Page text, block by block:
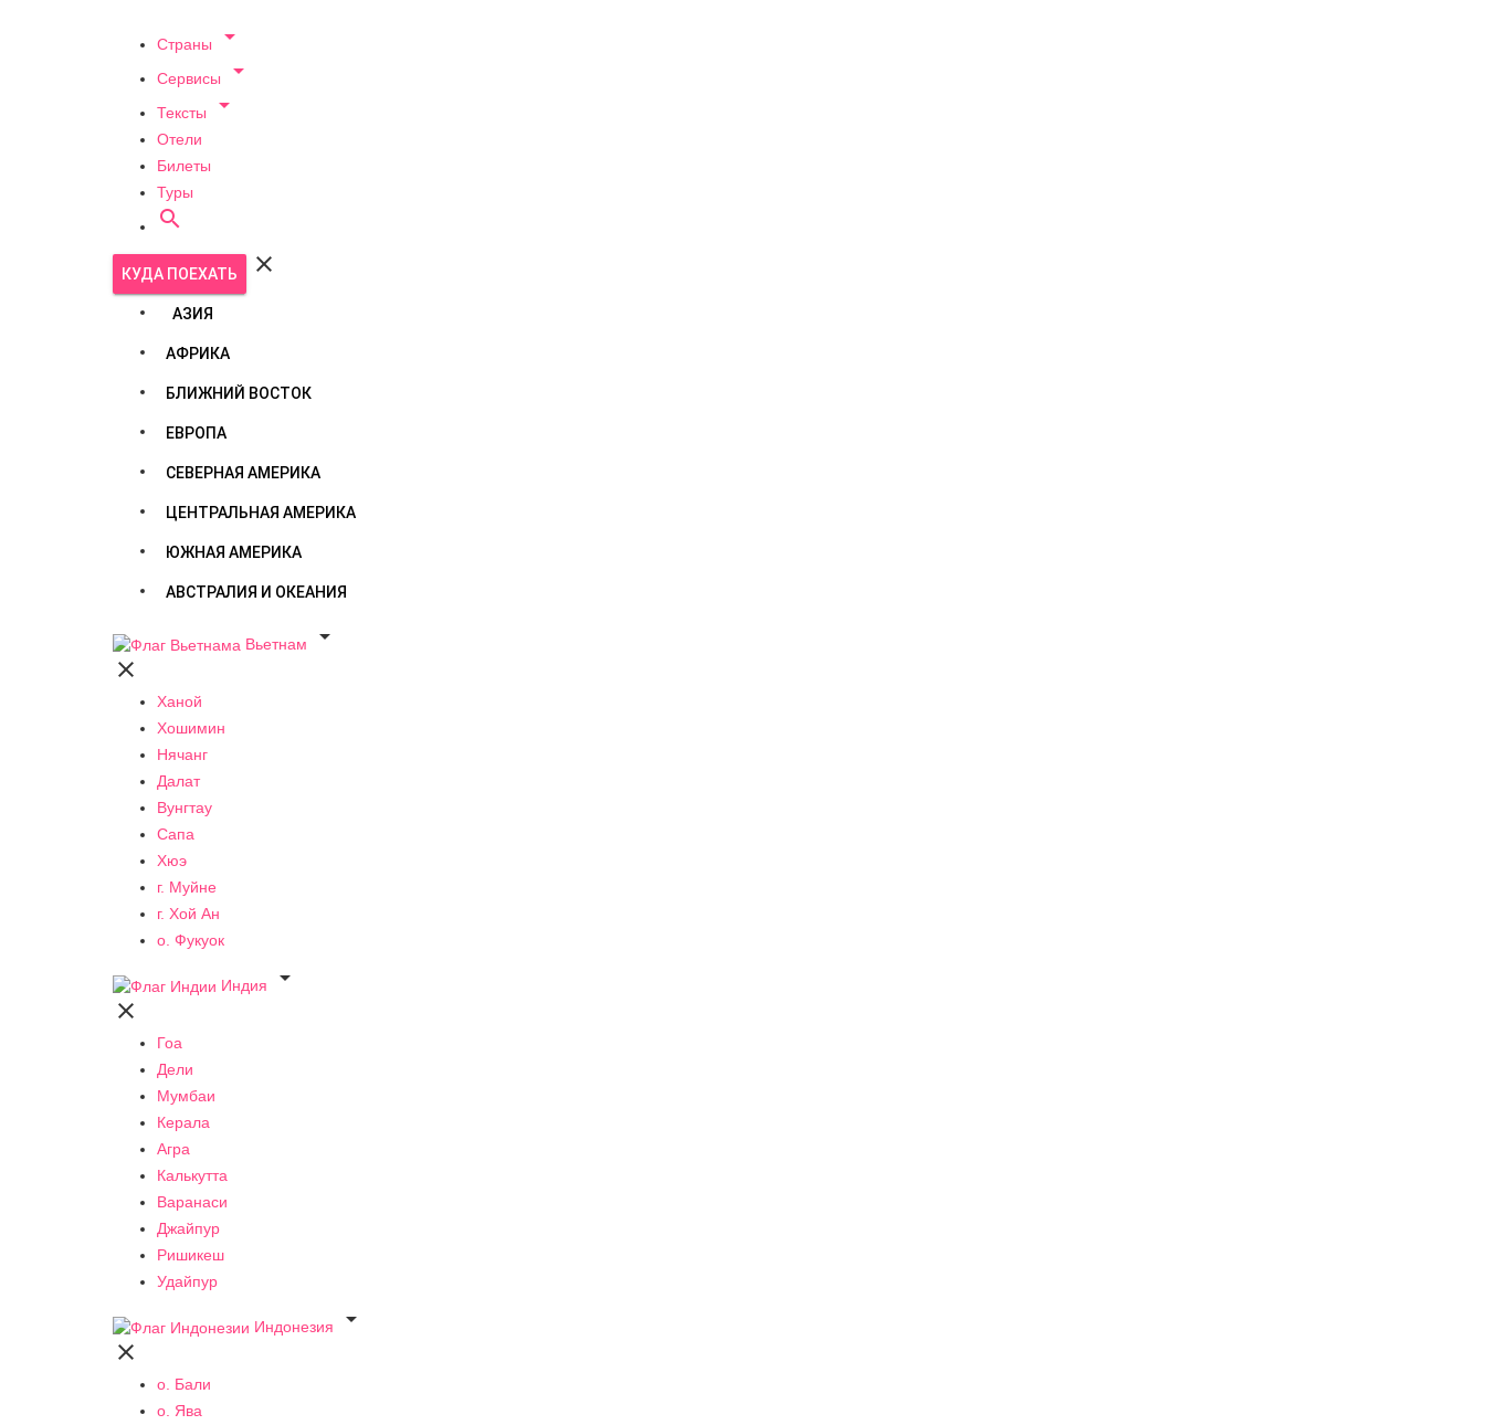
Страны 
Сервисы 
Тексты 
Отели
Билеты
Туры

КУДА ПОЕХАТЬ 
АЗИЯ
АФРИКА
БЛИЖНИЙ ВОСТОК
ЕВРОПА
СЕВЕРНАЯ АМЕРИКА
ЦЕНТРАЛЬНАЯ АМЕРИКА
ЮЖНАЯ АМЕРИКА
АВСТРАЛИЯ И ОКЕАНИЯ
Вьетнам


Ханой
Хошимин
Нячанг
Далат
Вунгтау
Сапа
Хюэ
г. Муйне
г. Хой Ан
о. Фукуок
Индия


Гоа
Дели
Мумбаи
Керала
Агра
Калькутта
Варанаси
Джайпур
Ришикеш
Удайпур
Индонезия


о. Бали
о. Ява